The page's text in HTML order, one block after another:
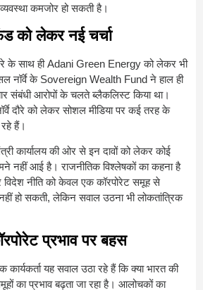
कमजोर हो सकती है।
को लेकर नई चर्चा
के साथ हीAdani Green Energyको लेकर भी
नॉर्वे के Sovereign Wealth Fund ने हाल ही
संबंधी आरोपों के चलते ब्लैकलिस्ट किया था।
दौरे को लेकर सोशल मीडिया पर कई तरह के
हैं।
कार्यालय की ओर से इन दावों को लेकर कोई
नहीं आई है। राजनीतिक विश्लेषकों का कहना है
विदेश नीति को केवल एक कॉरपोरेट समूह से
हो सकती, लेकिन सवाल उठना भी लोकतांत्रिक
प्रभाव पर बहस
कार्यकर्ता यह सवाल उठा रहे हैं कि क्या भारत की
का प्रभाव बढ़ता जा रहा है। आलोचकों का